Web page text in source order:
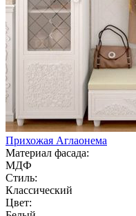
Прихожая Аглаонема
Материал фасада:
МДФ
Стиль:
Классический
Цвет: